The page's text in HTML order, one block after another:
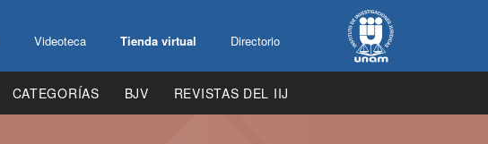
Videoteca Tienda virtual Directorio
CATEGORÍAS BJV REVISTAS DEL IIJ